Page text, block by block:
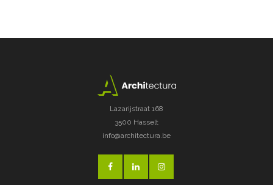
Lazarijstraat 168
3500 Hasselt
info@architectura.be